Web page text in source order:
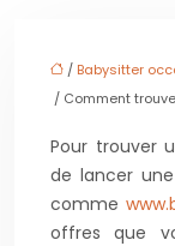
/ Babysitter
/ Comment
Pour trouver
de lancer
comme
offres que